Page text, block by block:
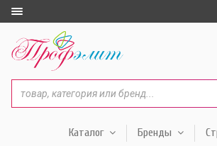
Каталог Бренды